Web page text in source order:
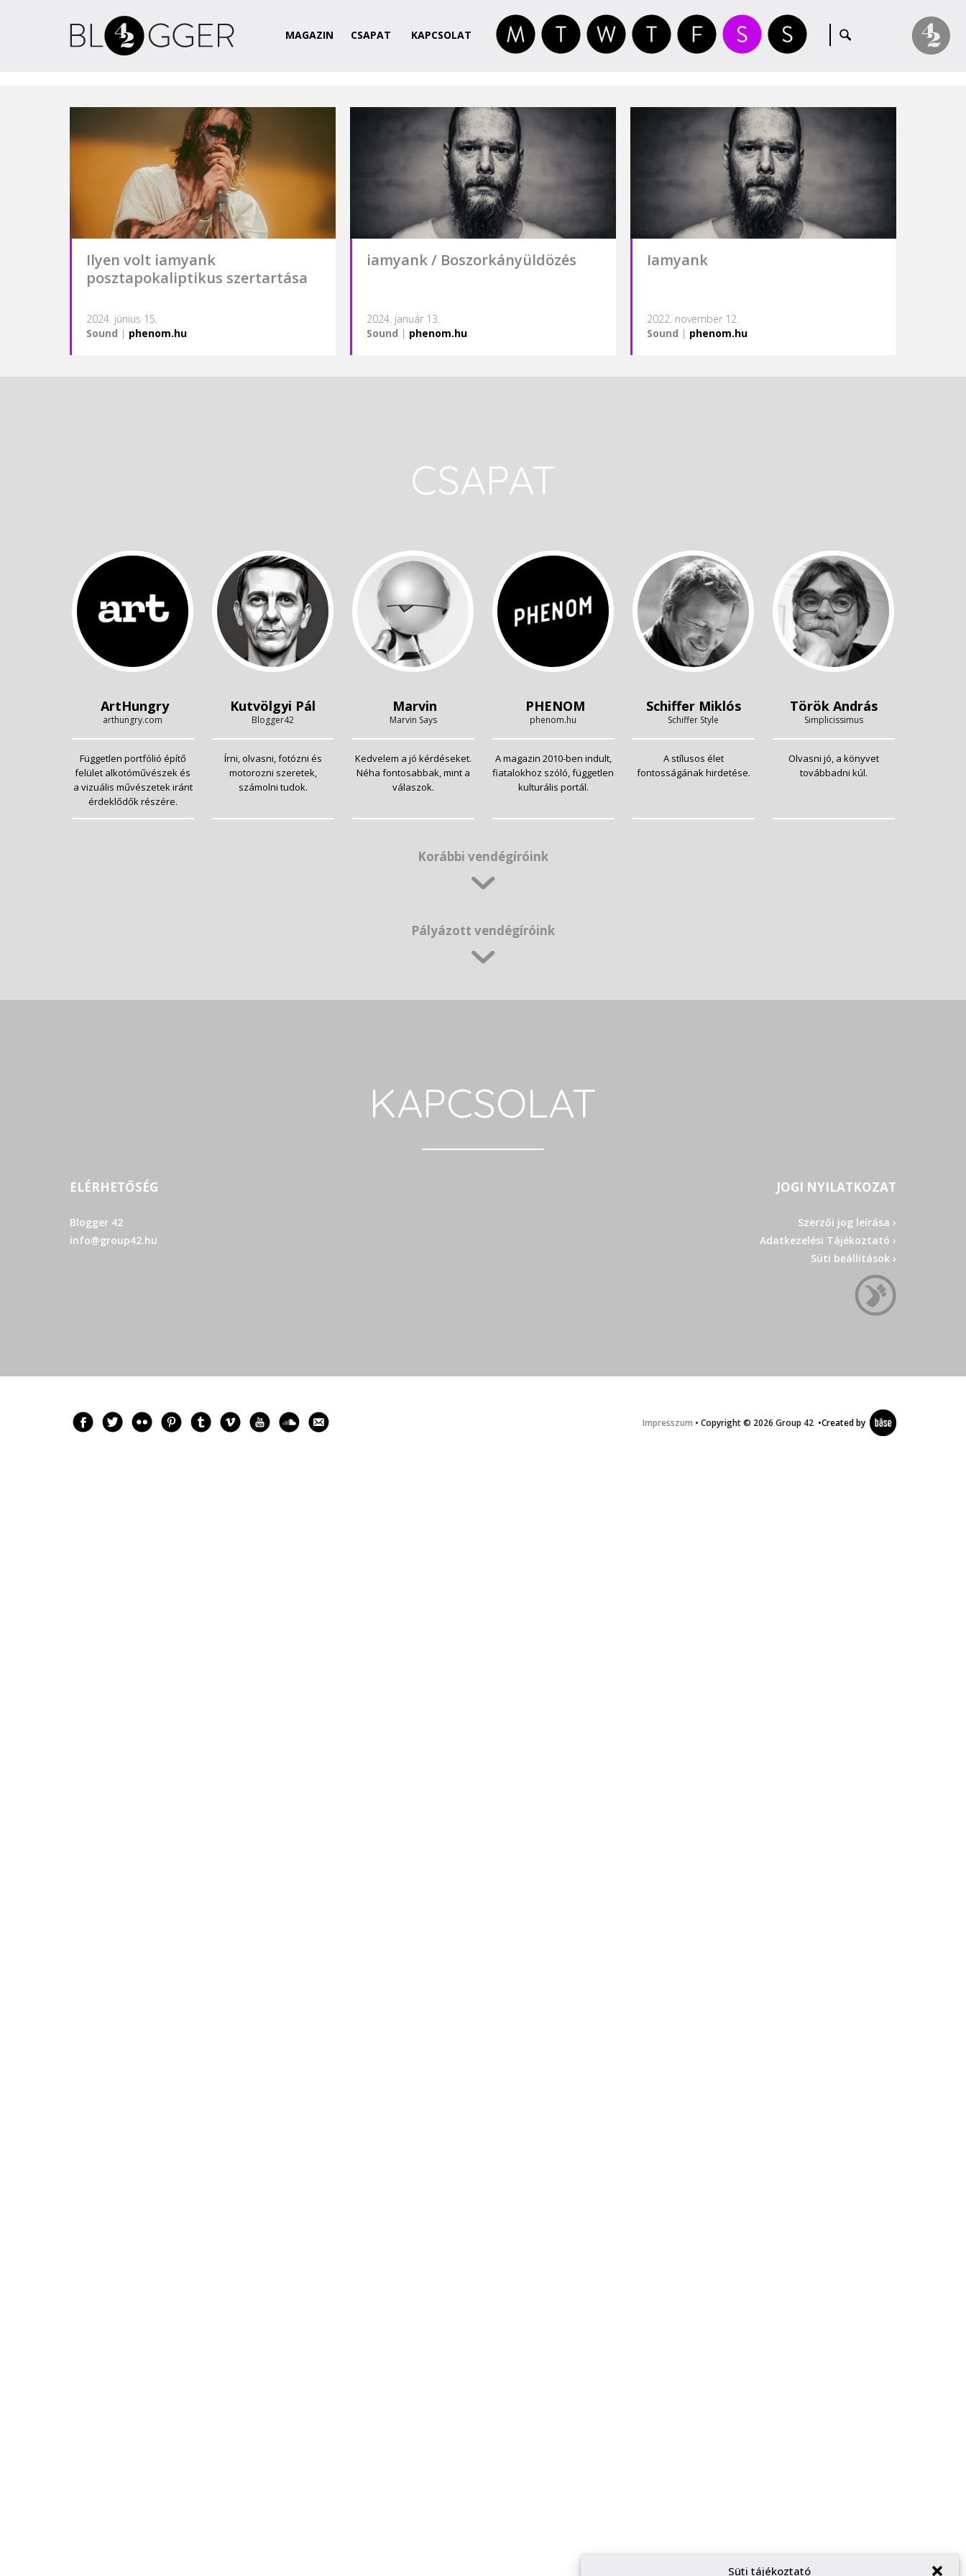
Süti tájékoztató
MAGAZIN CSAPAT KAPCSOLAT
Ilyen volt iamyank
posztapokaliptikus szertartása
2024. június 15.
Sound | phenom.hu
iamyank / Boszorkányüldözés
2024. január 13.
Sound | phenom.hu
Iamyank
2022. november 12.
Sound | phenom.hu
CSAPAT
ArtHungry
arthungry.com
Független portfólió építő
felület alkotóművészek és
a vizuális művészetek iránt
érdeklődők részére.
Kutvölgyi Pál
Blogger42
Írni, olvasni, fotózni és
motorozni szeretek,
számolni tudok.
Marvin
Marvin Says
Kedvelem a jó kérdéseket.
Néha fontosabbak, mint a
válaszok.
PHENOM
phenom.hu
A magazin 2010-ben indult,
fiatalokhoz szóló, független
kulturális portál.
Schiffer Miklós
Schiffer Style
A stílusos élet
fontosságának hirdetése.
Török András
Simplicissimus
Olvasni jó, a könyvet
továbbadni kúl.
Korábbi vendégíróink
Pályázott vendégíróink
KAPCSOLAT
ELÉRHETŐSÉG
Blogger 42
info@group42.hu
JOGI NYILATKOZAT
Szerzői jog leírása ›
Adatkezelési Tájékoztató ›
Süti beállítások ›
Impresszum • Copyright © 2026 Group 42 •Created by